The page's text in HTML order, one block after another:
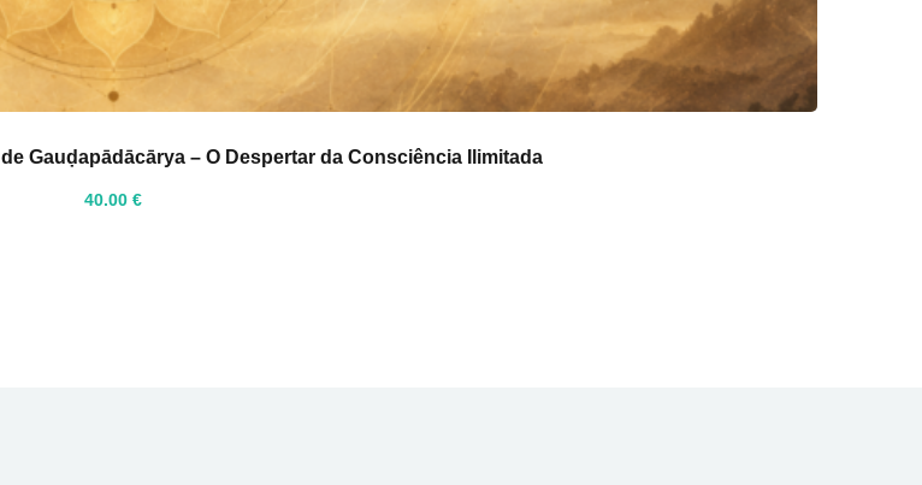
Gauḍapādācārya – O Despertar da Consciência Ilimitada
40.00 €